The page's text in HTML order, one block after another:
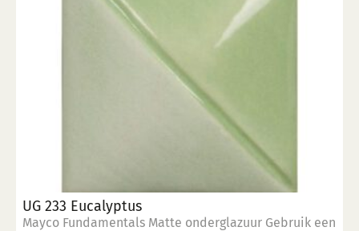
UG 233 Eucalyptus
Mayco Fundamentals Matte onderglazuur Gebruik een